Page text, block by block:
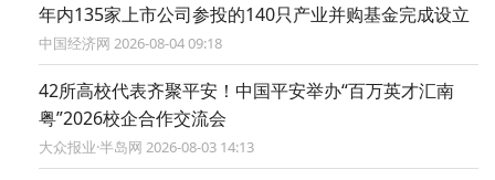
年内135家上市公司参投的140只产业并购基金完成设立
中国经济网 2026-08-04 09:18
42所高校代表齐聚平安！中国平安举办“百万英才汇南
粤”2026校企合作交流会
大众报业·半岛网 2026-08-03 14:13